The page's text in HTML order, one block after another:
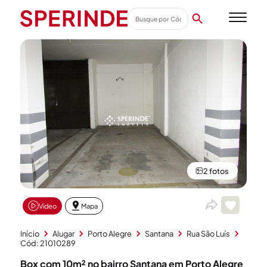
2 fotos
Vídeo Mapa
Início Alugar Porto Alegre Santana
Rua São Luís
Cód: 21010289
Box com 10m² no bairro Santana em Porto Alegre